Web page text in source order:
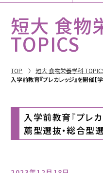
短大 食物
TOPICS
TOP
短大 食物栄養学科
入学前教育『プレカレッジ』を開催
入学前教育『プレ
薦型選抜・総合型